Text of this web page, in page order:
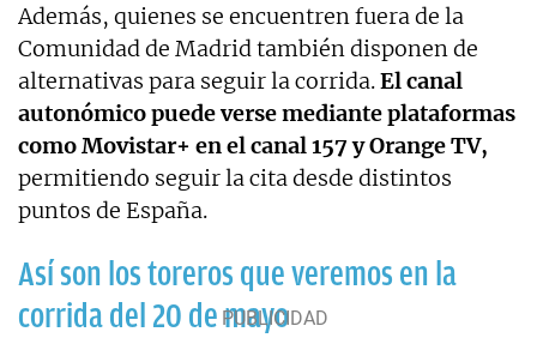
Además, quienes se encuentren fuera de la
Comunidad de Madrid también disponen de
alternativas para seguir la corrida.El canal
autonómico puede verse mediante plataformas
como Movistar+ en el canal 157 y Orange TV,
permitiendo seguir la cita desde distintos
puntos de España.
Así son los toreros que veremos en la
corrida del 20 de mayo